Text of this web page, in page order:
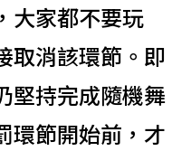
大家都不要玩
取消該環節。即
堅持完成隨機舞
環節開始前，才